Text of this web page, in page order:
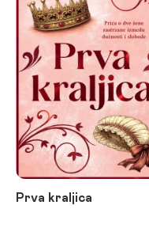
Prva kraljica